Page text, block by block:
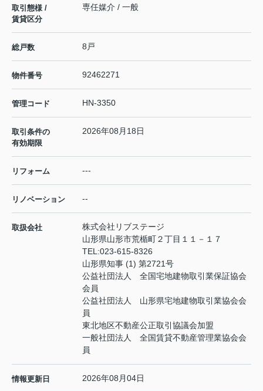
取引態様 /
賃貸区分
専任媒介 / 一般
総戸数 8戸
物件番号 92462271
管理コード HN-3350
取引条件の
有効期限
2026年08月18日
リフォーム ---
リノベーション --
取扱会社
株式会社リブステージ
山形県山形市荒楯町２丁目１１－１７
TEL:023-615-8326
山形県知事 (1) 第2721号
公益社団法人 全国宅地建物取引業保証協会
会員
公益社団法人 山形県宅地建物取引業協会会
員
東北地区不動産公正取引協議会加盟
一般社団法人 全国賃貸不動産管理業協会会
員
情報更新日 2026年08月04日